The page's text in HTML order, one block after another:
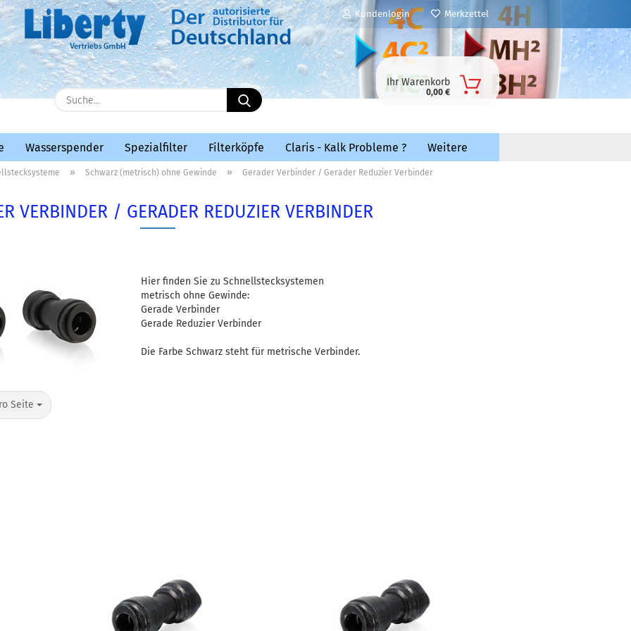
Kundenlogin
E-Mail
Konto erstellen
Merkzettel
Suche...
Ihr Warenkorb
0,00 €
Wasserspender Spezialfilter Filterköpfe Claris - Kalk Probleme ? Weitere
» Schwarz (metrisch) ohne Gewinde » Gerader Verbinder / Gerader Reduzier Verbinder
VERBINDER / GERADER REDUZIER VERBINDER
Hier finden Sie zu Schnellstecksystemen
metrisch ohne Gewinde:
Gerade Verbinder
Gerade Reduzier Verbinder
Die Farbe Schwarz steht für metrische Verbinder.
Seite